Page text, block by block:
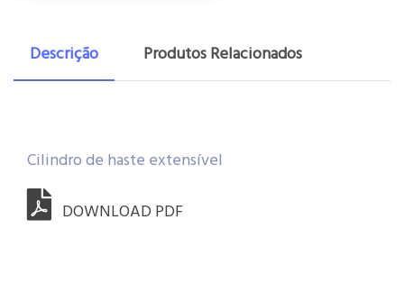
Descrição Produtos Relacionados
Cilindro de haste extensível
DOWNLOAD PDF